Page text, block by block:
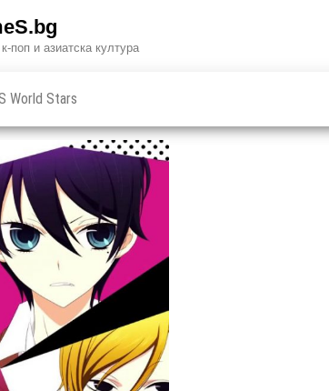
поп и азиатска култура
World Stars